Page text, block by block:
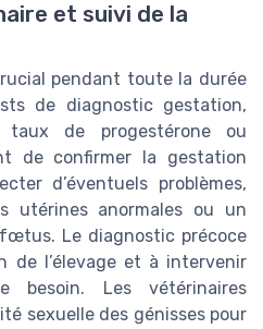
et suivi de la
pendant toute la durée
de diagnostic gestation,
de progestérone ou
de confirmer la gestation
d’éventuels problèmes,
utérines anormales ou un
Le diagnostic précoce
de l’élevage et à intervenir
besoin. Les vétérinaires
sexuelle des génisses pour